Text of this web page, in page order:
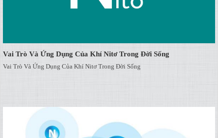
Vai Trò Và Ứng Dụng Của Khí Nitơ Trong Đời Sống
Vai Trò Và Ứng Dụng Của Khí Nitơ Trong Đời Sống